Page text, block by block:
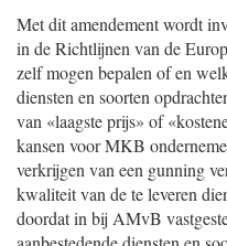
Met dit amendement wordt
in de Richtlijnen van de
zelf mogen bepalen of en
diensten en soorten
van «laagste prijs» of
kansen voor MKB
verkrijgen van een gunning
kwaliteit van de te leveren
doordat in bij AMvB